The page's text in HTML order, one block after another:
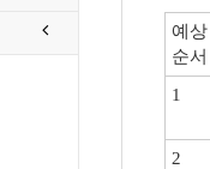
예상
순서
1
2